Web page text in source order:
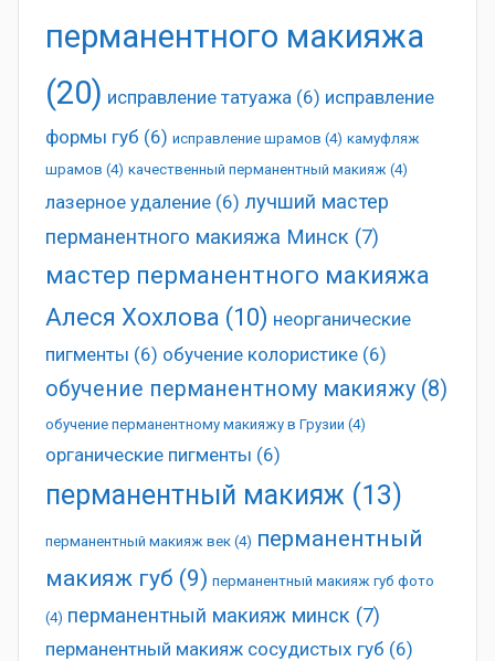
перманентного макияжа
(20) исправление татуажа (6) исправление
формы губ (6) исправление шрамов (4) камуфляж
шрамов (4) качественный перманентный макияж (4)
лазерное удаление (6) лучший мастер
перманентного макияжа Минск (7)
мастер перманентного макияжа
Алеся Хохлова (10) неорганические
пигменты (6) обучение колористике (6)
обучение перманентному макияжу (8)
обучение перманентному макияжу в Грузии (4)
органические пигменты (6)
перманентный макияж (13)
перманентный макияж век (4) перманентный
макияж губ (9) перманентный макияж губ фото
(4) перманентный макияж минск (7)
перманентный макияж сосудистых губ (6)